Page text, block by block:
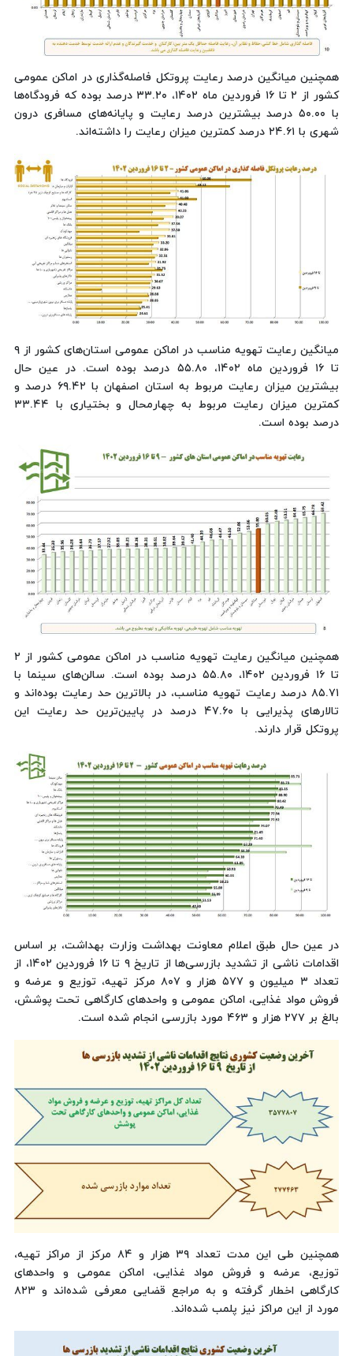
همچنین میانگین درصد رعایت پروتکل فاصله‌گذاری در اماکن عمومی
کشور از ۲ تا ۱۶ فروردین ماه ۱۴۰۲، ۳۳.۲۰ درصد بوده که فرودگاه‌ها
با ۵۰.۰۰ درصد بیشترین درصد رعایت و پایانه‌های مسافری درون
شهری با ۲۴.۶۱ درصد کمترین میزان رعایت را داشته‌اند.
میانگین رعایت تهویه مناسب در اماکن عمومی استان‌های کشور از ۹
تا ۱۶ فروردین ماه ۱۴۰۲، ۵۵.۸۰ درصد بوده است. در عین حال
بیشترین میزان رعایت مربوط به استان اصفهان با ۶۹.۴۲ درصد و
کمترین میزان رعایت مربوط به چهارمحال و بختیاری با ۳۳.۴۴
درصد بوده است.
همچنین میانگین رعایت تهویه مناسب در اماکن عمومی کشور از ۲
تا ۱۶ فروردین ۱۴۰۲، ۵۵.۸۰ درصد بوده است. سالن‌های سینما با
۸۵.۷۱ درصد رعایت تهویه مناسب، در بالاترین حد رعایت بوده‌اند و
تالارهای پذیرایی با ۴۷.۶۰ درصد در پایین‌ترین حد رعایت این
پروتکل قرار دارند.
در عین حال طبق اعلام معاونت بهداشت وزارت بهداشت، بر اساس
اقدامات ناشی از تشدید بازرسی‌ها از تاریخ ۹ تا ۱۶ فروردین ۱۴۰۲، از
تعداد ۳ میلیون و ۵۷۷ هزار و ۸۰۷ مرکز تهیه، توزیع و عرضه و
فروش مواد غذایی، اماکن عمومی و واحدهای کارگاهی تحت پوشش،
بالغ بر ۲۷۷ هزار و ۴۶۳ مورد بازرسی انجام شده است.
همچنین طی این مدت تعداد ۳۹ هزار و ۸۴ مرکز از مراکز تهیه،
توزیع، عرضه و فروش مواد غذایی، اماکن عمومی و واحدهای
کارگاهی اخطار گرفته و به مراجع قضایی معرفی شده‌اند و ۸۲۳
مورد از این مراکز نیز پلمب شده‌اند.